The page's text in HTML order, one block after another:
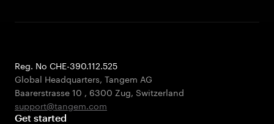
Reg. No CHE-390.112.525
Global Headquarters, Tangem AG
Baarerstrasse 10 , 6300 Zug, Switzerland
support@tangem.com
Get started